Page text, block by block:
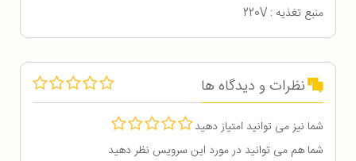
منبع تغذیه : 220V
نظرات و دیدگاه ها
شما نیز می توانید امتیاز دهید
شما هم می توانید در مورد این سرویس نظر دهید